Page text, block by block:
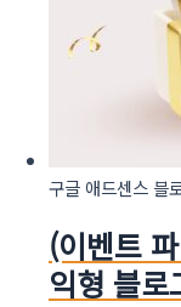
구글 애드센스 블
(이벤트
익형 블